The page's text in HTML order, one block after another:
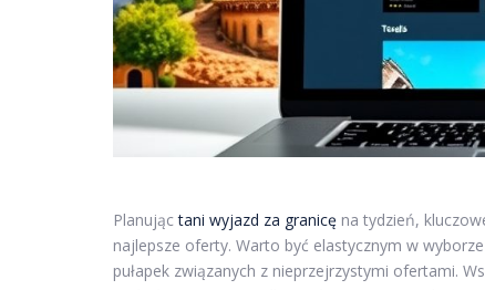
Planująctani wyjazd za granicę na tydzień,
najlepsze oferty. Warto być elastycznym w
pułapek związanych z nieprzejrzystymi ofertami.